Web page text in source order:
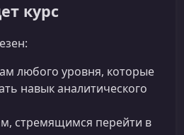
курс
любого уровня, которые
навык аналитического
стремящимся перейти в